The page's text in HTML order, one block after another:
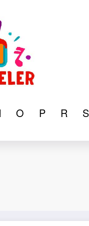
O P R S